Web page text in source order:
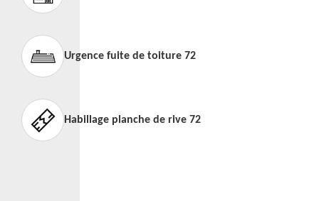
Urgence fuite de toiture 72
Habillage planche de rive 72